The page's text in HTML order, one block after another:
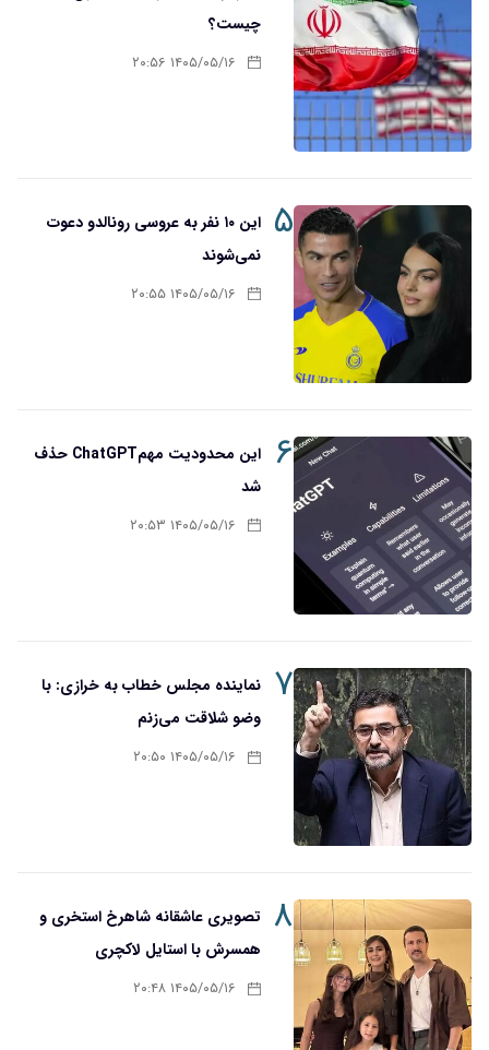
چیست؟
۱۴۰۵/۰۵/۱۶ ۲۰:۵۶
۵
این ۱۰ نفر به عروسی رونالدو دعوت
نمی‌شوند
۱۴۰۵/۰۵/۱۶ ۲۰:۵۵
۶
این محدودیت مهمChatGPT حذف
شد
۱۴۰۵/۰۵/۱۶ ۲۰:۵۳
۷ نماینده مجلس خطاب به خرازی: با
وضو شلاقت می‌زنم
۱۴۰۵/۰۵/۱۶ ۲۰:۵۰
۸
تصویری عاشقانه شاهرخ استخری و
همسرش با استایل لاکچری
۱۴۰۵/۰۵/۱۶ ۲۰:۴۸